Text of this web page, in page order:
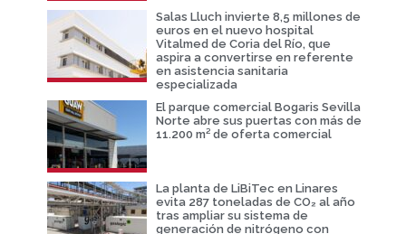
Salas Lluch invierte 8,5 millones de
euros en el nuevo hospital
Vitalmed de Coria del Río, que
aspira a convertirse en referente
en asistencia sanitaria
especializada
El parque comercial Bogaris Sevilla
Norte abre sus puertas con más de
11.200 m² de oferta comercial
La planta de LiBiTec en Linares
evita 287 toneladas de CO₂ al año
tras ampliar su sistema de
generación de nitrógeno con